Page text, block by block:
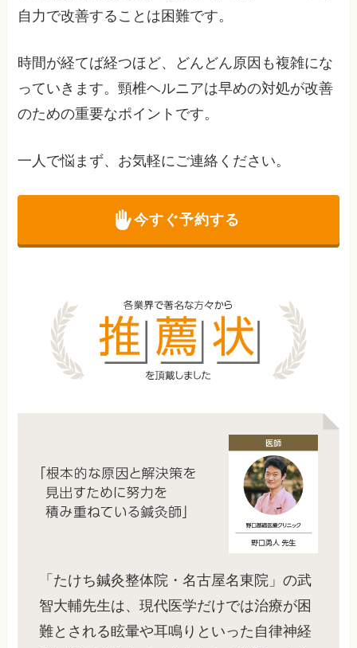
自力で改善することは困難です。
時間が経てば経つほど、どんどん原因も複雑にな
っていきます。頸椎ヘルニアは早めの対処が改善
のための重要なポイントです。
一人で悩まず、お気軽にご連絡ください。
今すぐ予約する
「たけち鍼灸整体院・名古屋名東院」の武
智大輔先生は、現代医学だけでは治療が困
難とされる眩暈や耳鳴りといった自律神経